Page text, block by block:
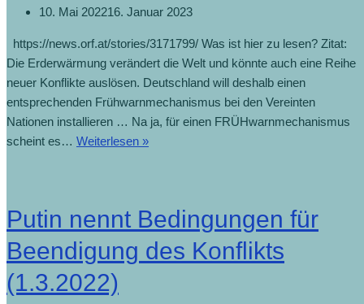
10. Mai 202216. Januar 2023
https://news.orf.at/stories/3171799/ Was ist hier zu lesen? Zitat:
Die Erderwärmung verändert die Welt und könnte auch eine Reihe
neuer Konflikte auslösen. Deutschland will deshalb einen
entsprechenden Frühwarnmechanismus bei den Vereinten
Nationen installieren … Na ja, für einen FRÜHwarnmechanismus
scheint es… Weiterlesen »
Putin nennt Bedingungen für
Beendigung des Konflikts
(1.3.2022)